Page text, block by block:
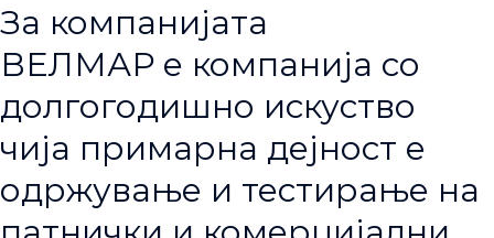
За компанијата
ВЕЛМАР е компанија со
долгогодишно искуство
чија примарна дејност е
одржување и тестирање на